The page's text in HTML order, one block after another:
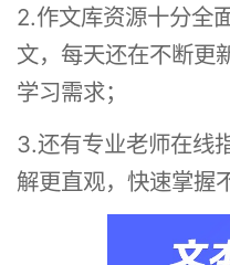
2.作文库资源十分全
文，每天还在不断更
学习需求；
3.还有专业老师在线
解更直观，快速掌握